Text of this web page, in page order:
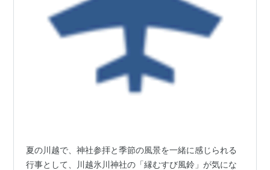
夏の川越で、神社参拝と季節の風景を一緒に感じられる
行事として、川越氷川神社の「縁むすび風鈴」が気にな